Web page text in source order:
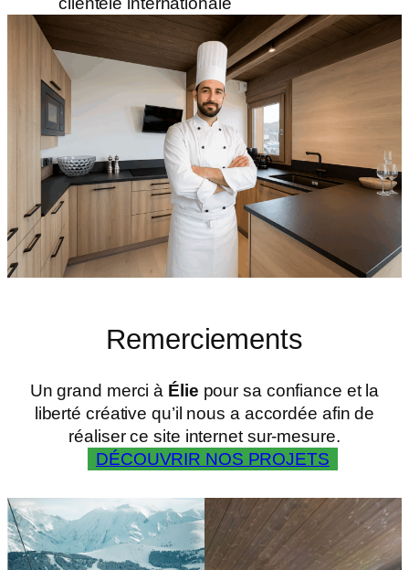
Remerciements
Un grand merci à Élie pour sa confiance et la
liberté créative qu’il nous a accordée afin de
réaliser ce site internet sur-mesure.
DÉCOUVRIR NOS PROJETS